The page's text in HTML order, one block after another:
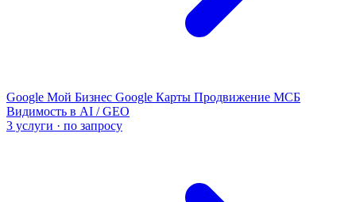
Google Мой Бизнес Google Карты Продвижение МСБ
Видимость в AI / GEO
3 услуги · по запросу